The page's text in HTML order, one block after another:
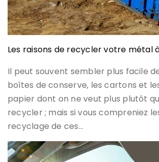
Les raisons de recycler votre métal
Il peut souvent sembler plus facile
boîtes de conserve, les cartons et
papier dont on ne veut plus plutôt
recycler ; mais si vous compreniez
recyclage de ces…